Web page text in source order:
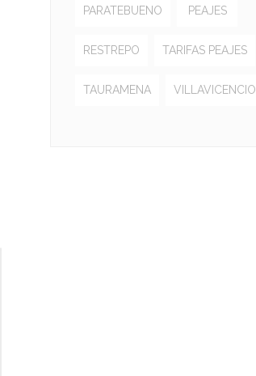
PARATEBUENO PEAJES
RESTREPO TARIFAS PEAJES
TAURAMENA VILLAVICENCIO